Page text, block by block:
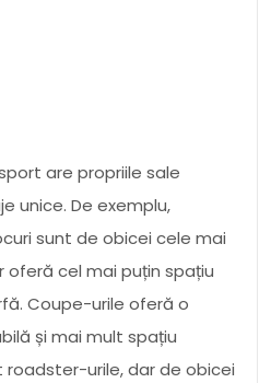
are propriile sale
unice. De exemplu,
sunt de obicei cele mai
oferă cel mai puțin spațiu
Coupe-urile oferă o
și mai mult spațiu
urile, dar de obicei